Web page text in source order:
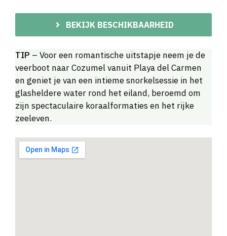
BEKIJK BESCHIKBAARHEID
TIP – Voor een romantische uitstapje neem je de
veerboot naar Cozumel vanuit Playa del Carmen
en geniet je van een intieme snorkelsessie in het
glasheldere water rond het eiland, beroemd om
zijn spectaculaire koraalformaties en het rijke
zeeleven.